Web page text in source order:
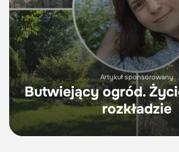
Artykuł sponsorowany
Butwiejący ogród.
rozkładzie